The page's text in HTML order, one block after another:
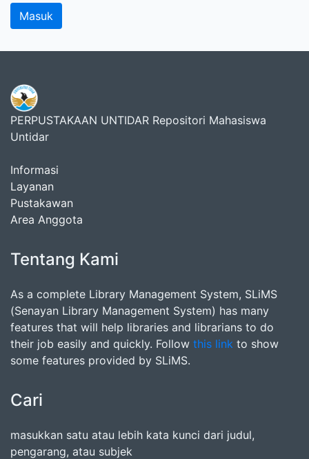
PERPUSTAKAAN UNTIDAR Repositori Mahasiswa
Untidar
Informasi
Layanan
Pustakawan
Area Anggota
Tentang Kami
As a complete Library Management System, SLiMS
(Senayan Library Management System) has many
features that will help libraries and librarians to do
their job easily and quickly. Follow this link to show
some features provided by SLiMS.
Cari
masukkan satu atau lebih kata kunci dari judul,
pengarang, atau subjek